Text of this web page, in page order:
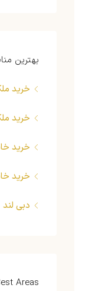
بهترین
خرید
خرید
خرید
خرید
دبی لند
Areas